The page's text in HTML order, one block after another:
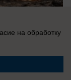
на обработку